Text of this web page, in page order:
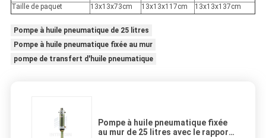
Taille de paquet
13x13x73cm 13x13x117cm 13x13x137cm
Pompe à huile pneumatique de 25 litres
Pompe à huile pneumatique fixée au mur
pompe de transfert d'huile pneumatique
Pompe à huile pneumatique fixée
au mur de 25 litres avec le rapport